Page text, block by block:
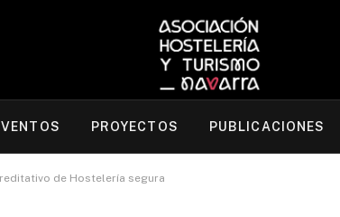
PROYECTOS PUBLICACIONES
de Hostelería segura